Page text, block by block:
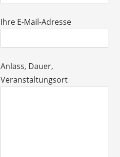
Ihre E-Mail-Adresse
Anlass, Dauer,
Veranstaltungsort